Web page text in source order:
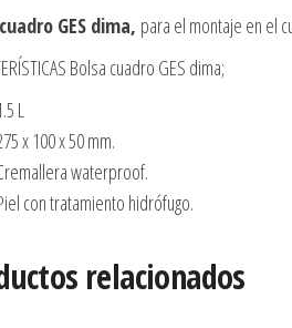
GES dima, para el montaje en el
Bolsa cuadro GES dima;
L
x 100 x 50 mm.
waterproof.
con tratamiento hidrófugo.
relacionados